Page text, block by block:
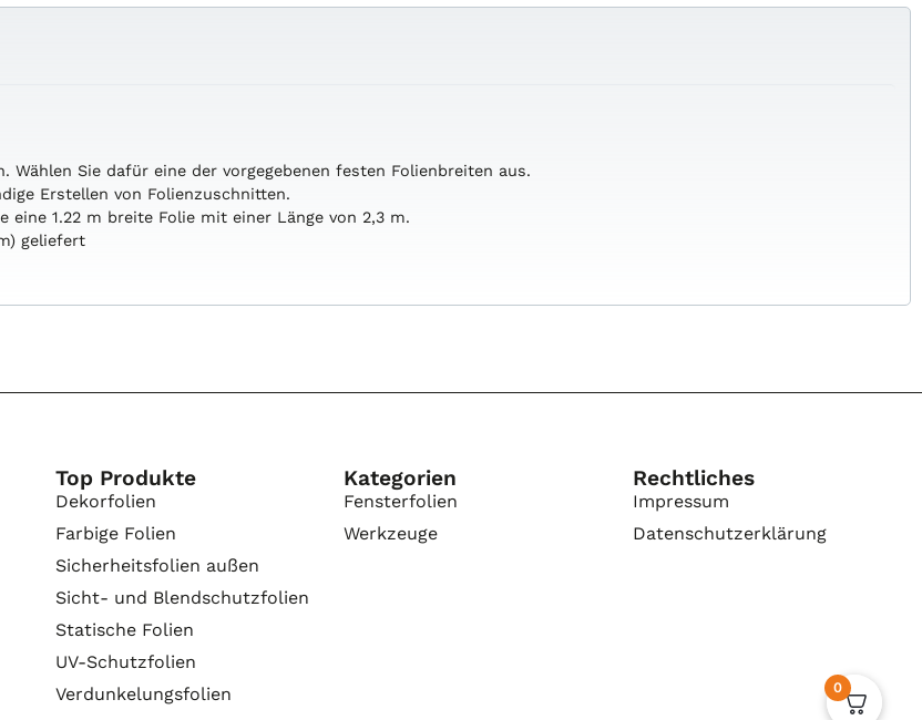
WählenSiedafüreinedervorgegebenenfesten Folienbreiten aus.
Erstellenvon Folienzuschnitten.
eine1.22 m breite Folie miteiner Längevon 2,3 m.
geliefert
Top Produkte
Dekorfolien
Farbige Folien
Sicherheitsfolien außen
Sicht- und Blendschutzfolien
Statische Folien
UV-Schutzfolien
Verdunkelungsfolien
Kategorien
Fensterfolien
Werkzeuge
Rechtliches
Impressum
Datenschutzerklärung
0